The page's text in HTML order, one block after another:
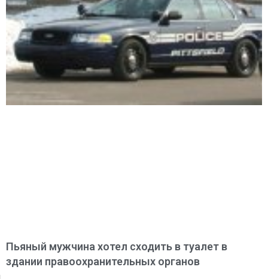
Пьяный мужчина хотел сходить в туалет в
здании правоохранительных органов